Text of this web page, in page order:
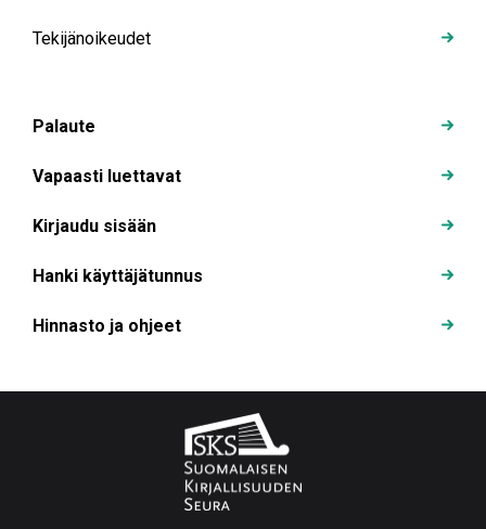
Tekijänoikeudet
Palaute
Vapaasti luettavat
Kirjaudu sisään
Hanki käyttäjätunnus
Hinnasto ja ohjeet